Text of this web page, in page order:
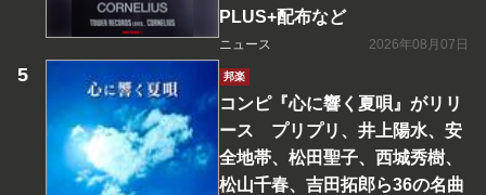
PLUS+配布など
ニュース 2026年08月07日
邦楽
コンピ『心に響く夏唄』がリリ
ース プリプリ、井上陽水、安
全地帯、松田聖子、西城秀樹、
松山千春、吉田拓郎ら36の名曲